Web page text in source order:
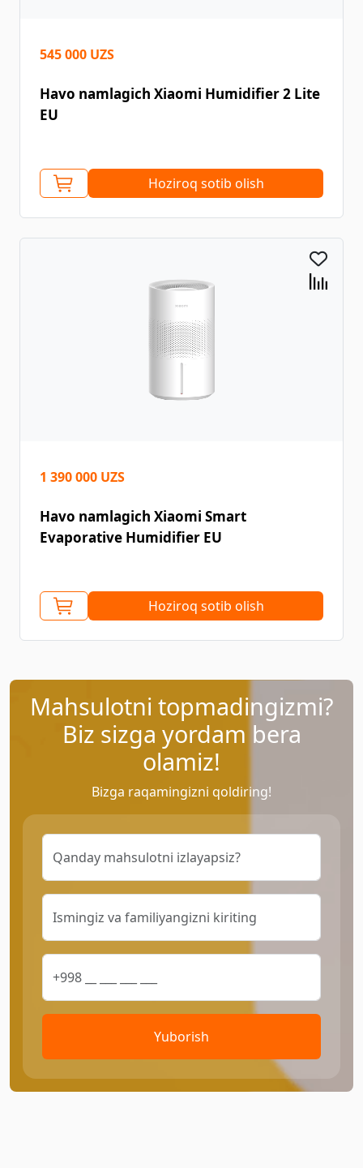
545 000 UZS
Havo namlagich Xiaomi Humidifier 2 Lite
EU
Hoziroq sotib olish
1 390 000 UZS
Havo namlagich Xiaomi Smart
Evaporative Humidifier EU
Hoziroq sotib olish
Mahsulotni topmadingizmi?
Biz sizga yordam bera
olamiz!
Bizga raqamingizni qoldiring!
Yuborish